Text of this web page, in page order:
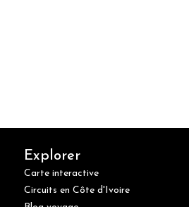
Explorer
Carte interactive
Circuits en Côte d'Ivoire